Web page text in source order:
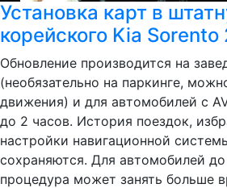
Установка карт в
корейского Kia Sorento
Обновление производится на
(необязательно на паркинге,
движения) и для автомобилей с
до 2 часов. История поездок,
настройки навигационной
сохраняются. Для автомобилей до
процедура может занять больше